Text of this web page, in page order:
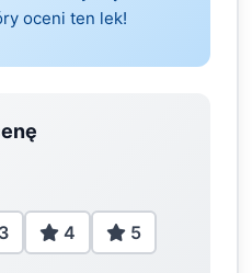
oceni ten lek!
3 4 5